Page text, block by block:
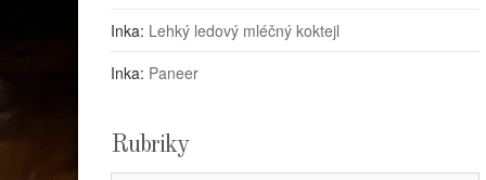
Inka: Lehký ledový mléčný koktejl
Inka: Paneer
Rubriky